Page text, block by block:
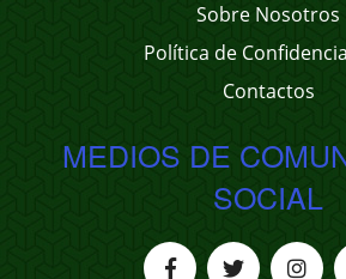
Sobre Nosotros
Política de
Contactos
MEDIOS DE
SOCIAL